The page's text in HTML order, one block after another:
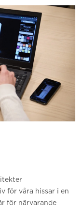
för våra hissar i en
för närvarande